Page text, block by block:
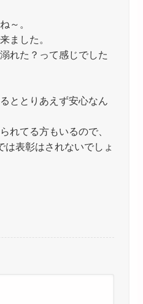
～。
ました。
れた？って感じでした
ととりあえず安心なん
れてる方もいるので、
表彰はされないでしょ